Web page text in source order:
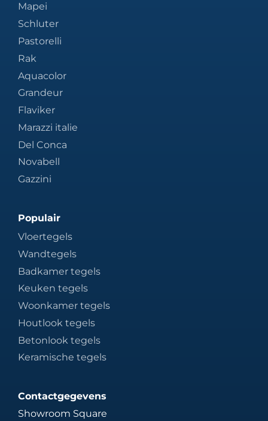
Mapei
Schluter
Pastorelli
Rak
Aquacolor
Grandeur
Flaviker
Marazzi italie
Del Conca
Novabell
Gazzini
Populair
Vloertegels
Wandtegels
Badkamer tegels
Keuken tegels
Woonkamer tegels
Houtlook tegels
Betonlook tegels
Keramische tegels
Contactgegevens
Showroom Square